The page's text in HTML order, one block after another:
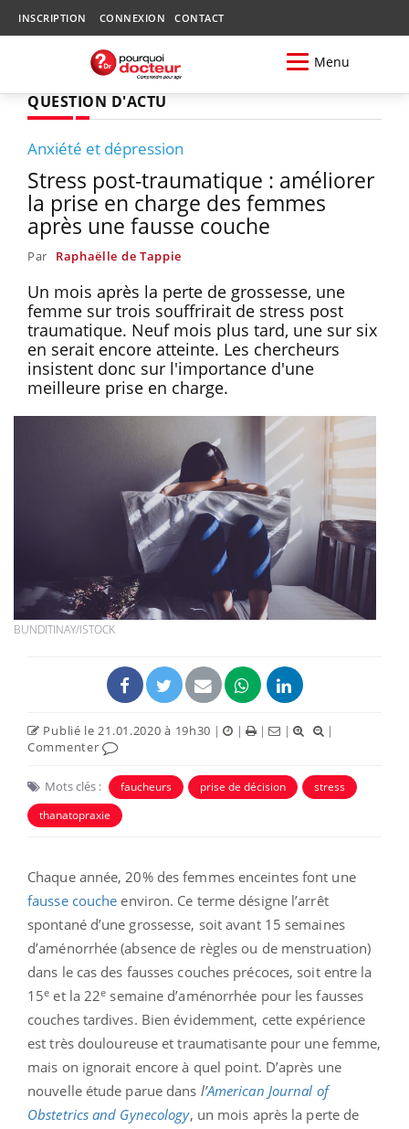
INSCRIPTION CONNEXION CONTACT
Menu
QUESTION D'ACTU
Anxiété et dépression
Stress post-traumatique : améliorer
la prise en charge des femmes
après une fausse couche
Par Raphaëlle de Tappie
Un mois après la perte de grossesse, une
femme sur trois souffrirait de stress post
traumatique. Neuf mois plus tard, une sur six
en serait encore atteinte. Les chercheurs
insistent donc sur l'importance d'une
meilleure prise en charge.
BUNDITINAY/ISTOCK
Publié le 21.01.2020 à 19h30 | | | |
|
Commenter
Mots clés : faucheurs prise de décision
stress
thanatopraxie
Chaque année, 20% des femmes enceintes font une
fausse couche environ. Ce terme désigne l’arrêt
spontané d’une grossesse, soit avant 15 semaines
d’aménorrhée (absence de règles ou de menstruation)
dans le cas des fausses couches précoces, soit entre la
15e et la 22e semaine d’aménorrhée pour les fausses
couches tardives. Bien évidemment, cette expérience
est très douloureuse et traumatisante pour une femme,
mais on ignorait encore à quel point. D’après une
nouvelle étude parue dans l’American Journal of
Obstetrics and Gynecology, un mois après la perte de